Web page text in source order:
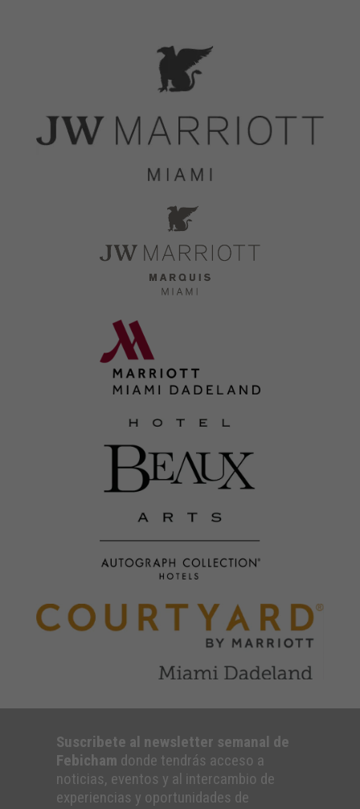
Suscribete al newsletter semanal de
Febicham donde tendrás acceso a
noticias, eventos y al intercambio de
experiencias y oportunidades de